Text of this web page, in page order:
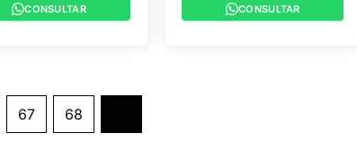
CONSULTAR CONSULTAR
67 68